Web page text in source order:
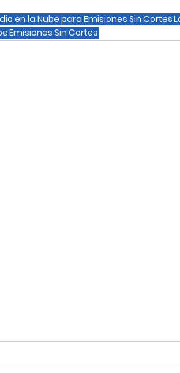
en la Nube para Emisiones Sin Cortes
Emisiones Sin Cortes